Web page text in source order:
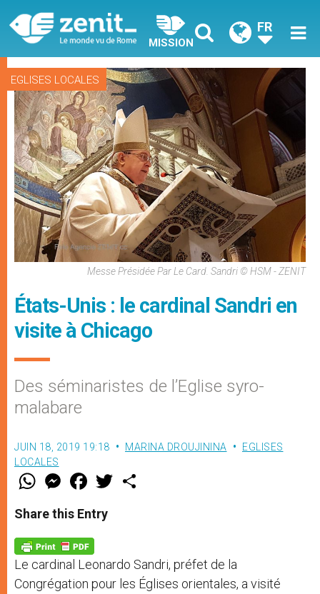
MISSION
FR
EGLISES LOCALES
Messe Présidée Par Le Card. Sandri © HSM - ZENIT
États-Unis : le cardinal Sandri en
visite à Chicago
Des séminaristes de l’Eglise syro-
malabare
JUIN 18, 2019 19:18 MARINA DROUJININA
EGLISES
LOCALES
W
t
s
p
p
M
e
s
e
g
e
r
F
a
e
b
o
k
w
Share this Entry
Le cardinal Leonardo Sandri, préfet de la
Congrégation pour les Églises orientales, a visité